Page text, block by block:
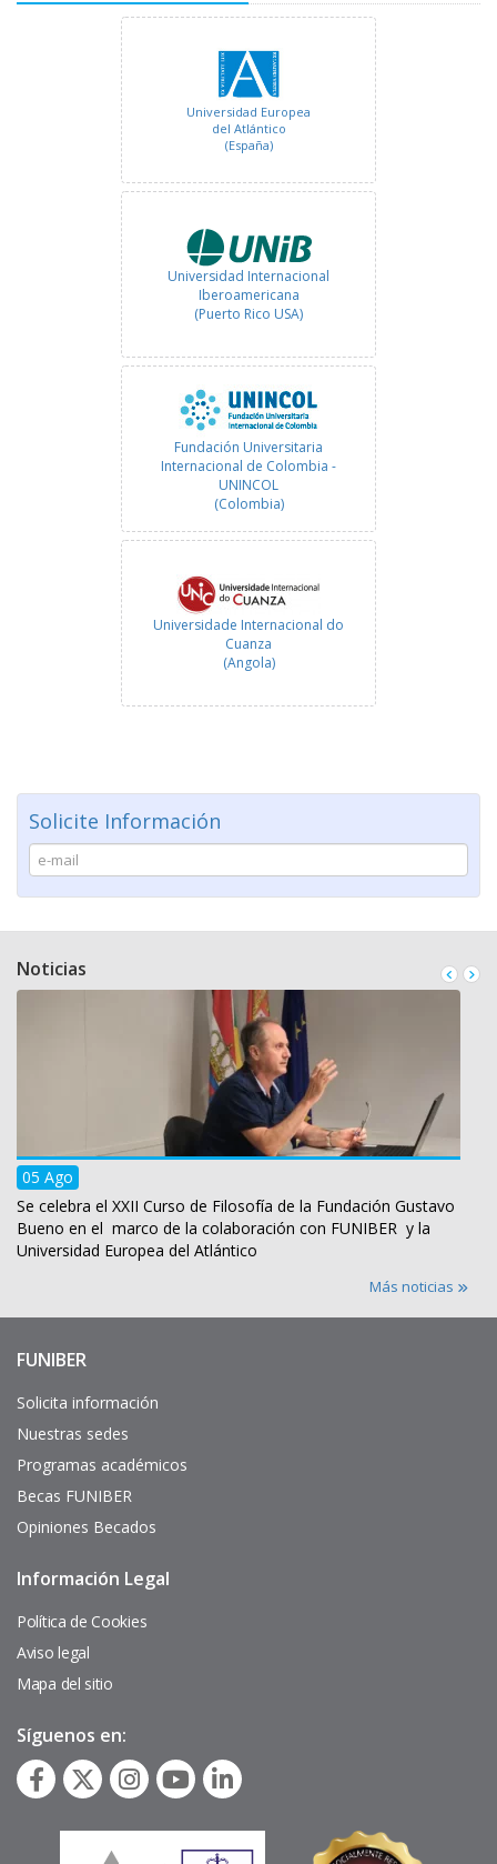
Universidad Europea
del Atlántico
(España)
Universidad Internacional
Iberoamericana
(Puerto Rico USA)
Fundación Universitaria
Internacional de Colombia -
UNINCOL
(Colombia)
Universidade Internacional do
Cuanza
(Angola)
Instituto Politécnico Nacional
Iberoamericana
(México)
Universidad Europea
Universidad Internacional
Solicite Información
Noticias
05 Ago
Se celebra el XXII Curso de Filosofía de la Fundación Gustavo
Bueno en el marco de la colaboración con FUNIBER y la
Universidad Europea del Atlántico
Más noticias
Enlaces
interés
FUNIBER
Solicita información
Nuestras sedes
Programas académicos
Becas FUNIBER
Opiniones Becados
Pie
página
Información Legal
Política de Cookies
Aviso legal
Mapa del sitio
Síguenos en: